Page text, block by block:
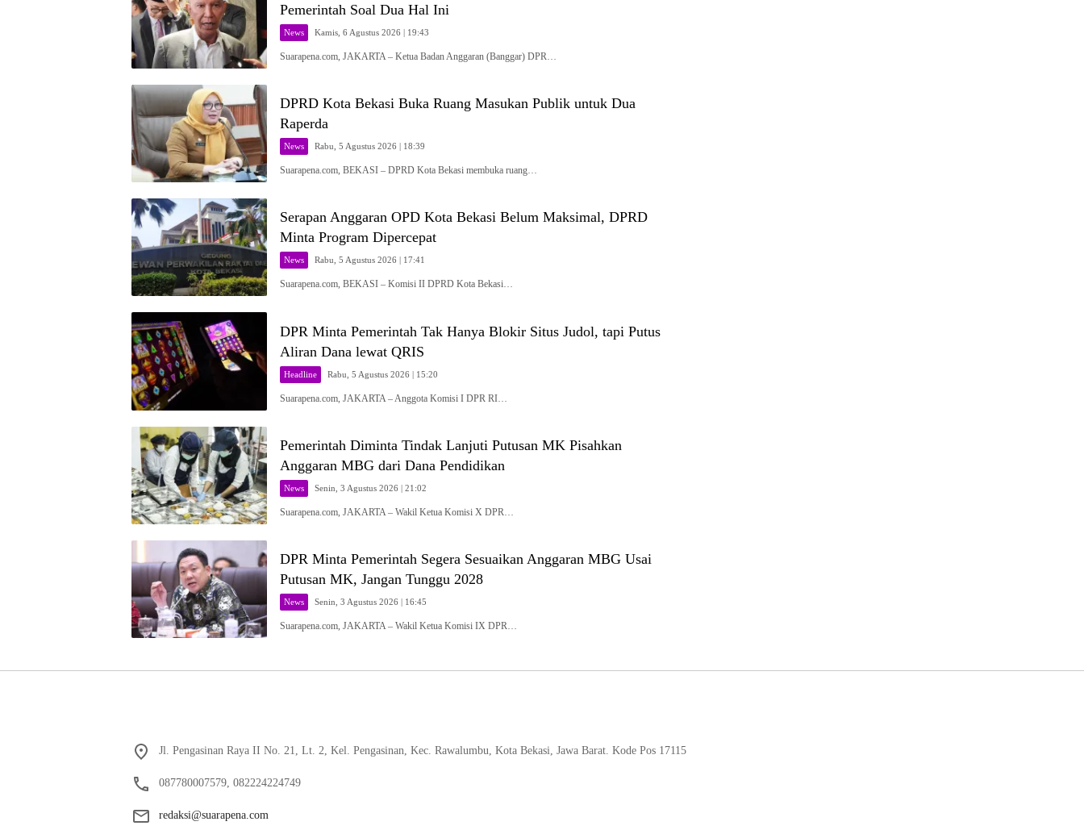
Pemerintah Soal Dua Hal Ini
News Kamis, 6 Agustus 2026 | 19:43
Suarapena.com, JAKARTA – Ketua Badan Anggaran (Banggar) DPR…
DPRD Kota Bekasi Buka Ruang Masukan Publik untuk Dua
Raperda
News Rabu, 5 Agustus 2026 | 18:39
Suarapena.com, BEKASI – DPRD Kota Bekasi membuka ruang…
Serapan Anggaran OPD Kota Bekasi Belum Maksimal, DPRD
Minta Program Dipercepat
News Rabu, 5 Agustus 2026 | 17:41
Suarapena.com, BEKASI – Komisi II DPRD Kota Bekasi…
DPR Minta Pemerintah Tak Hanya Blokir Situs Judol, tapi Putus
Aliran Dana lewat QRIS
Headline Rabu, 5 Agustus 2026 | 15:20
Suarapena.com, JAKARTA – Anggota Komisi I DPR RI…
Pemerintah Diminta Tindak Lanjuti Putusan MK Pisahkan
Anggaran MBG dari Dana Pendidikan
News Senin, 3 Agustus 2026 | 21:02
Suarapena.com, JAKARTA – Wakil Ketua Komisi X DPR…
DPR Minta Pemerintah Segera Sesuaikan Anggaran MBG Usai
Putusan MK, Jangan Tunggu 2028
News Senin, 3 Agustus 2026 | 16:45
Suarapena.com, JAKARTA – Wakil Ketua Komisi IX DPR…
Jl. Pengasinan Raya II No. 21, Lt. 2, Kel. Pengasinan, Kec. Rawalumbu, Kota Bekasi, Jawa Barat. Kode Pos 17115
087780007579, 082224224749
redaksi@suarapena.com